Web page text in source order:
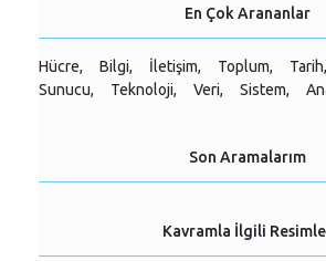
En Çok Arananlar
Hücre, Bilgi, İletişim, Toplum,
Tarih,
Sunucu,
Teknoloji, Veri, Sistem,
Son Aramalarım
Kavramla İlgili